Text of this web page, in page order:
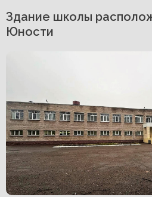
Здание школы
Юности